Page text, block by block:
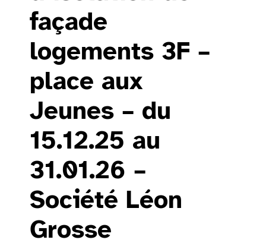
façade
logements 3F –
place aux
Jeunes – du
15.12.25 au
31.01.26 –
Société Léon
Grosse